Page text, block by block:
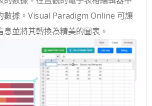
數據。Visual Paradigm Online 可讓
息並將其轉換為精美的圖表。